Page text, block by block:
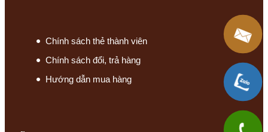
Chính sách thẻ thành viên
Chính sách đổi, trả hàng
Hướng dẫn mua hàng